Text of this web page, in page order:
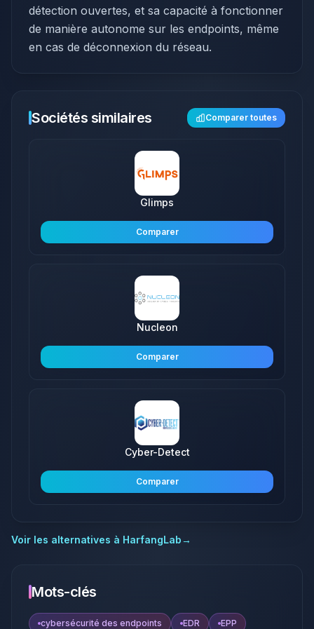
détection ouvertes, et sa capacité à fonctionner
de manière autonome sur les endpoints, même
en cas de déconnexion du réseau.
Sociétés similaires Comparer toutes
Glimps
Comparer
Nucleon
Comparer
Cyber-Detect
Comparer
Voir les alternatives à HarfangLab→
Mots-clés
cybersécurité des endpoints EDR EPP